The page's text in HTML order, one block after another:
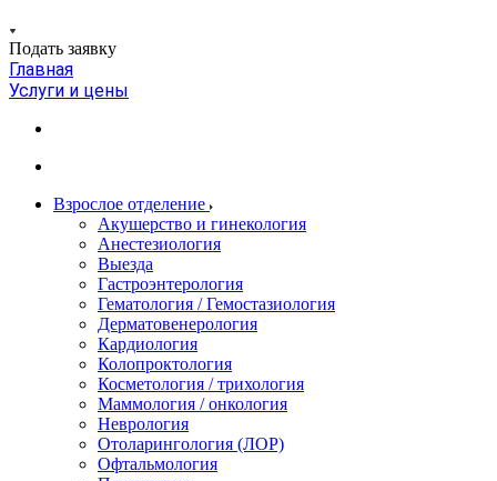
Подать заявку
Главная
Услуги и цены
Взрослое отделение
Акушерство и гинекология
Анестезиология
Выезда
Гастроэнтерология
Гематология / Гемостазиология
Дерматовенерология
Кардиология
Колопроктология
Косметология / трихология
Маммология / онкология
Неврология
Отоларингология (ЛОР)
Офтальмология